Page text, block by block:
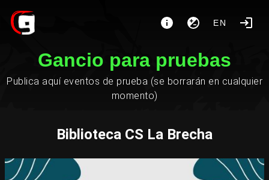
EN
Gancio para pruebas
Publica aquí eventos de prueba (se borrarán en cualquier
momento)
Biblioteca CS La Brecha